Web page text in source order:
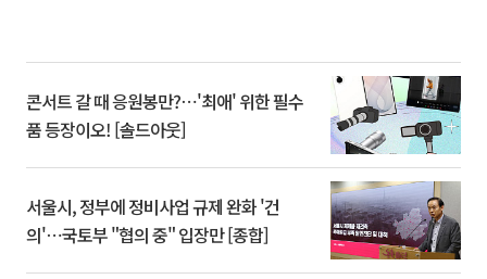
콘서트 갈 때 응원봉만?⋯'최애' 위한 필수
품 등장이오! [솔드아웃]
서울시, 정부에 정비사업 규제 완화 '건
의'⋯국토부 "협의 중" 입장만 [종합]